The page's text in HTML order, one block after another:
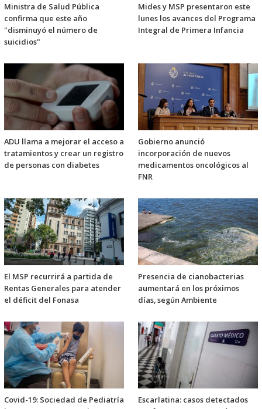
Ministra de Salud Pública
confirma que este año
"disminuyó el número de
suicidios"
Mides y MSP presentaron este
lunes los avances del Programa
Integral de Primera Infancia
ADU llama a mejorar el acceso a
tratamientos y crear un registro
de personas con diabetes
Gobierno anunció
incorporación de nuevos
medicamentos oncológicos al
FNR
El MSP recurrirá a partida de
Rentas Generales para atender
el déficit del Fonasa
Presencia de cianobacterias
aumentará en los próximos
días, según Ambiente
Covid-19: Sociedad de Pediatría
Escarlatina: casos detectados